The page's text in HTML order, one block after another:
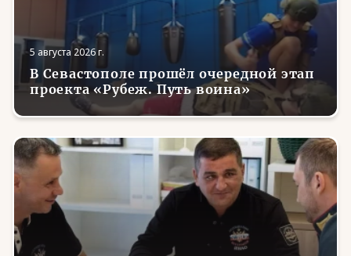
5 августа 2026 г.
В Севастополе прошёл очередной этап
проекта «Рубеж. Путь воина»